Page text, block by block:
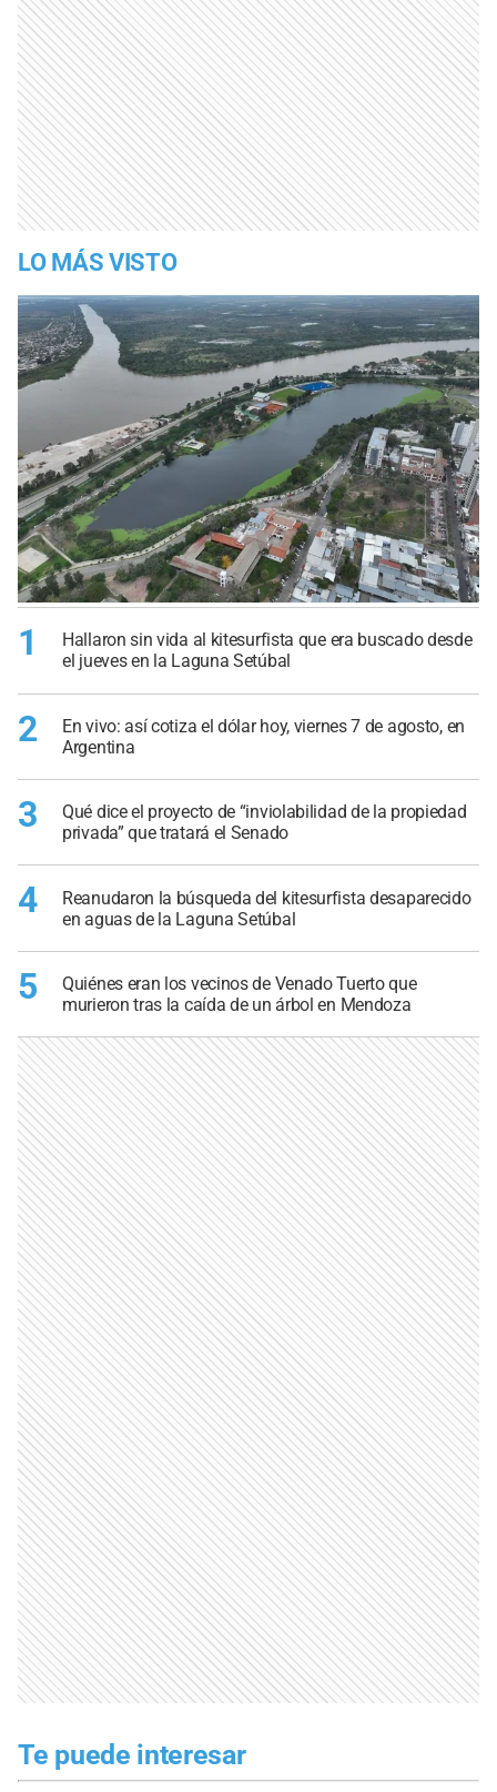
LO MÁS VISTO
1
Hallaron sin vida al kitesurfista que era buscado desde
el jueves en la Laguna Setúbal
2
En vivo: así cotiza el dólar hoy, viernes 7 de agosto, en
Argentina
3
Qué dice el proyecto de “inviolabilidad de la propiedad
privada” que tratará el Senado
4
Reanudaron la búsqueda del kitesurfista desaparecido
en aguas de la Laguna Setúbal
5
Quiénes eran los vecinos de Venado Tuerto que
murieron tras la caída de un árbol en Mendoza
Te puede interesar